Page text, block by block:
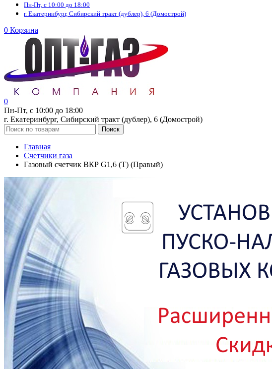
Пн-Пт, с 10:00 до 18:00
г. Екатеринбург, Сибирский тракт (дублер), 6 (Домострой)
0 Корзина
0
Пн-Пт, с 10:00 до 18:00
г. Екатеринбург, Сибирский тракт (дублер), 6 (Домострой)
Поиск
Главная
Счетчики газа
Газовый счетчик ВКР G1,6 (T) (Правый)